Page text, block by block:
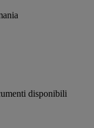
disponibili